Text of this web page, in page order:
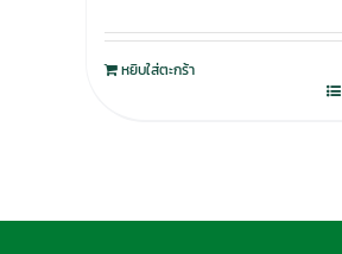
หยิบใส่ตะกร้า